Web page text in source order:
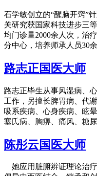
石学敏创立的“醒脑开窍”
关研究获国家科技进步三
均门诊量2000余人次，治
分中心，培养师承人员30余
路志正国医大师
路志正毕生从事风湿病、
工作，另擅长脾胃病、代
吸系疾病、心身疾病、眩
塞氏病、胸痹、痛风、糖
陈彤云国医大师
她应用脏腑辨证理论治